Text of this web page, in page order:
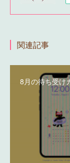
関連記事
8月の待ち受け